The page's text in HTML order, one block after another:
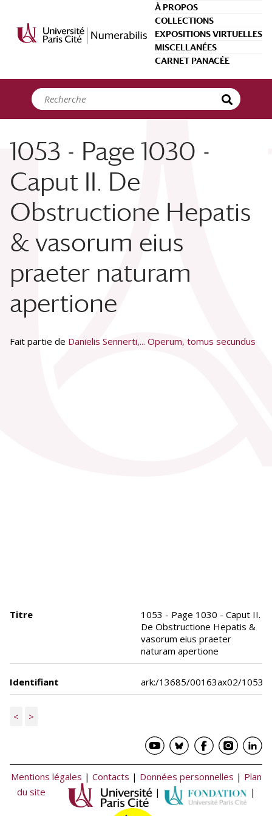
À PROPOS
COLLECTIONS
EXPOSITIONS VIRTUELLES
MISCELLANÉES
CARNET PANACÉE
1053 - Page 1030 -
Caput II. De
Obstructione Hepatis
& vasorum eius
praeter naturam
apertione
Fait partie de Danielis Sennerti,... Operum, tomus secundus
Titre
1053 - Page 1030 - Caput II.
De Obstructione Hepatis &
vasorum eius praeter
naturam apertione
Identifiant ark:/13685/00163ax02/1053
< >
Mentions légales | Contacts | Données personnelles | Plan
du site
| |